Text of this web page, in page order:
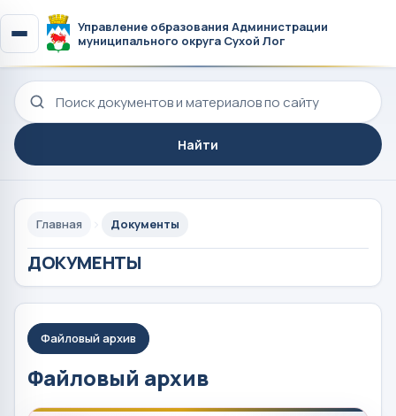
Управление образования Администрации
муниципального округа Сухой Лог
Поиск по сайту
Найти
Главная Документы
ДОКУМЕНТЫ
Файловый архив
Файловый архив